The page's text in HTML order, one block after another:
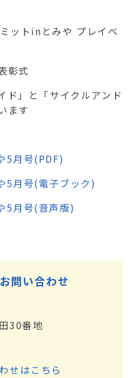
ットinとみや プレイベ
彰式
ド」と「サイクルアンド
ます
5月号(PDF)
5月号(電子ブック)
5月号(音声版)
問い合わせ
30番地
せはこちら